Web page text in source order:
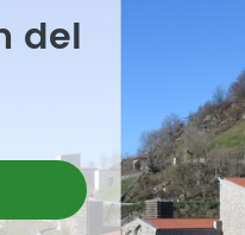
del